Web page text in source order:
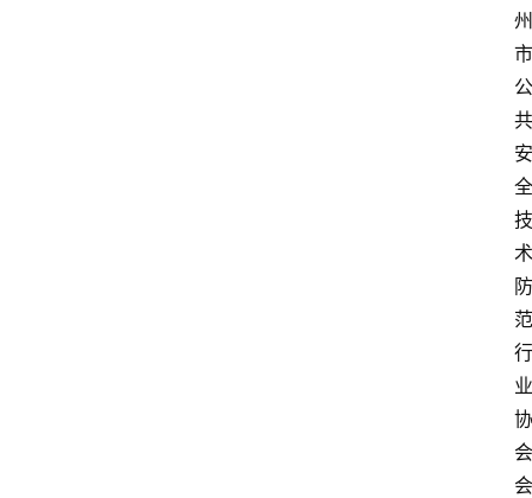
州
市
公
共
安
全
技
术
防
范
行
业
协
会
会